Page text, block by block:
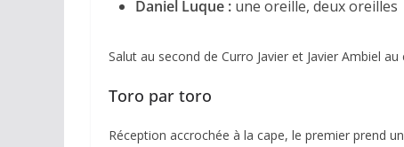
Daniel Luque : une oreille, deux oreilles
Salut au second de Curro Javier et Javier Ambiel au
Toro par toro
Réception accrochée à la cape, le premier prend